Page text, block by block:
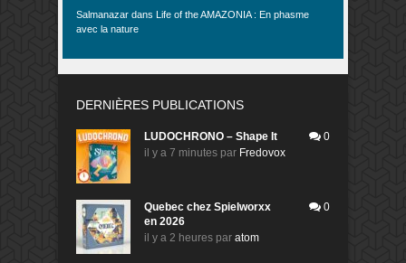
Salmanazar dans Life of the AMAZONIA : En phasme
avec la nature
DERNIÈRES PUBLICATIONS
LUDOCHRONO – Shape It
il y a 7 minutes par Fredovox
0
Quebec chez Spielworxx
en 2026
il y a 2 heures par atom
0